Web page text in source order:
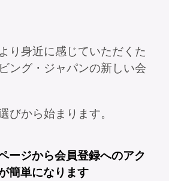
り身近に感じていただくた
ング・ジャパンの新しい会
びから始まります。​
ージから会員登録へのアク
簡単になります​​